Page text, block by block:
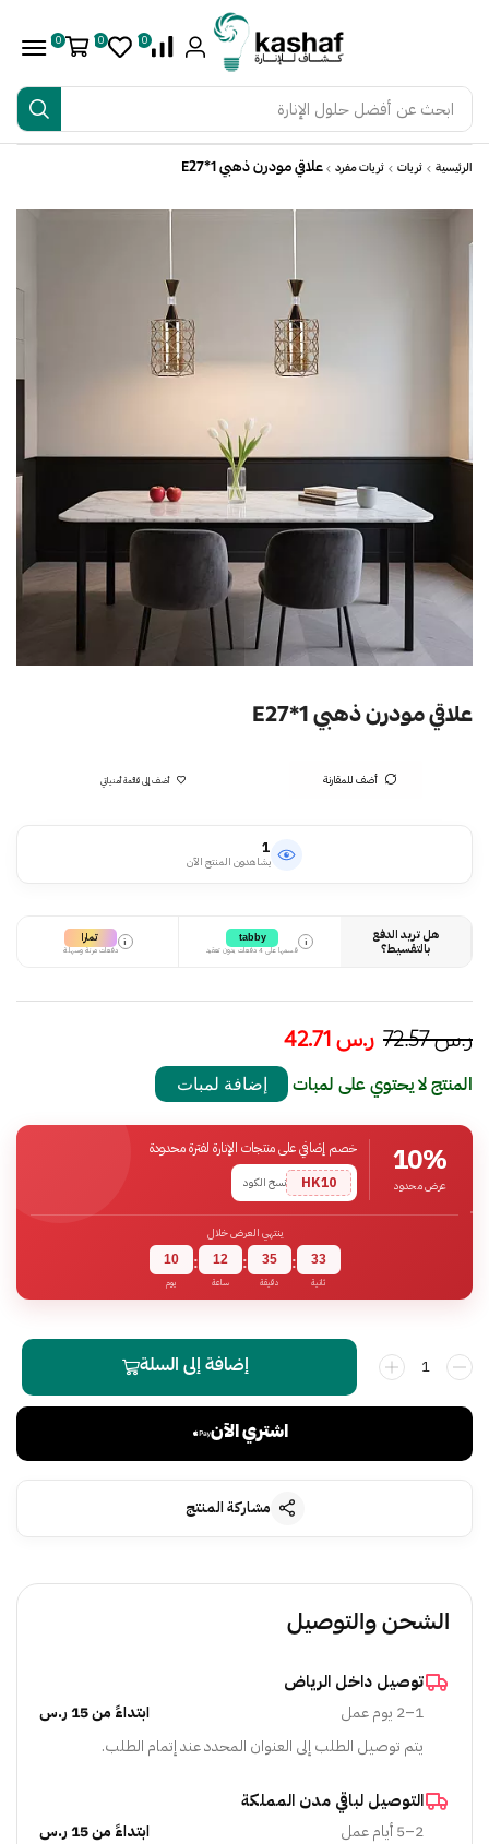
ابحث عن أفضل حلول الإنارة
0
0
0
الرئيسية ثريات ثريات مفرد علاقي مودرن ذهبي E27*1
علاقي مودرن ذهبي E27*1
أضف للمقارنة أضف إلى قائمة أمنياتي
1
يشاهدون المنتج الآن
هل تريد الدفع
بالتقسيط؟
i
tabby
قسمها على 4 دفعات بدون تعقيد
i تمارا
دفعات مرنة وسهلة
ر.س72.57 ر.س
المنتج لا يحتوي على لمبات إضافة لمبات
10%
عرض محدود
خصم إضافي على منتجات الإنارة لفترة محدودة
HK10
نسخ الكود
ينتهي العرض خلال
10
يوم
: 12
ساعة
: 35
دقيقة
: 33
ثانية
إضافة إلى السلة
اشتري الآن
مشاركة المنتج
الشحن والتوصيل
توصيل داخل الرياض
1–2 يوم عمل
ابتداءً من 15 ر.س
يتم توصيل الطلب إلى العنوان المحدد عند إتمام الطلب.
التوصيل لباقي مدن المملكة
2–5 أيام عمل
ابتداءً من 15 ر.س